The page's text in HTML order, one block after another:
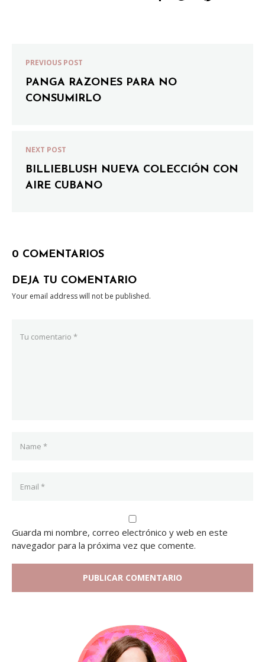
PREVIOUS POST
PANGA RAZONES PARA NO
CONSUMIRLO
NEXT POST
BILLIEBLUSH NUEVA COLECCIÓN CON
AIRE CUBANO
0 COMENTARIOS
DEJA TU COMENTARIO
Your email address will not be published.
Guarda mi nombre, correo electrónico y web en este
navegador para la próxima vez que comente.